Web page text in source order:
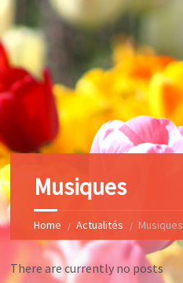
Musiques
Home Actualités Musiques
There are currently no posts